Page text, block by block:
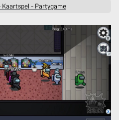
Kaartspel - Partygame